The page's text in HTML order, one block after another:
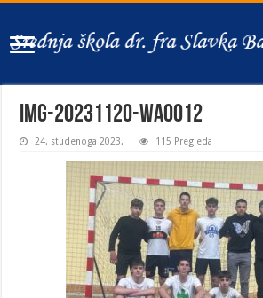
IMG-20231120-WA0012
24. studenoga 2023. 115 Pregleda